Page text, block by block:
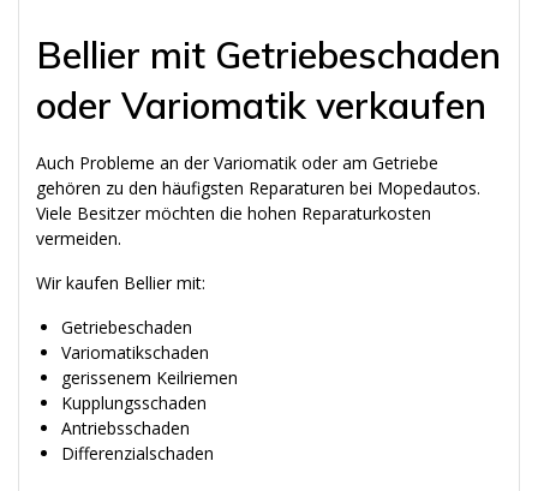
Bellier mit Getriebeschaden
oder Variomatik verkaufen
Auch Probleme an der Variomatik oder am Getriebe
gehören zu den häufigsten Reparaturen bei Mopedautos.
Viele Besitzer möchten die hohen Reparaturkosten
vermeiden.
Wir kaufen Bellier mit:
Getriebeschaden
Variomatikschaden
gerissenem Keilriemen
Kupplungsschaden
Antriebsschaden
Differenzialschaden